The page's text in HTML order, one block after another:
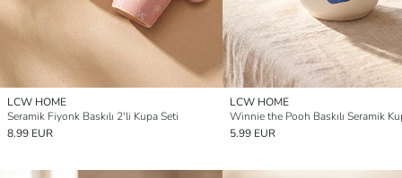
LCW HOME
Seramik Fiyonk Baskılı 2'li Kupa Seti
8.99 EUR
LCW HOME
5.99 EUR